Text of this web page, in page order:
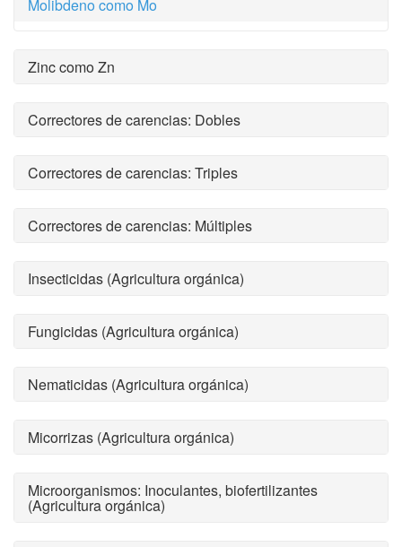
Molibdeno como Mo
Zinc como Zn
Correctores de carencias: Dobles
Correctores de carencias: Triples
Correctores de carencias: Múltiples
Insecticidas (Agricultura orgánica)
Fungicidas (Agricultura orgánica)
Nematicidas (Agricultura orgánica)
Micorrizas (Agricultura orgánica)
Microorganismos: Inoculantes, biofertilizantes
(Agricultura orgánica)